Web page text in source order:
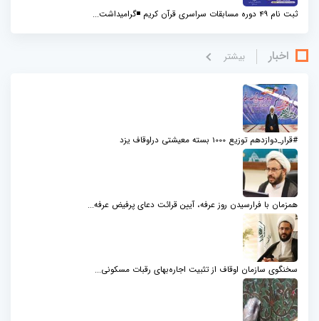
ثبت نام 49 دوره مسابقات سراسری قرآن کریم ◾️گرامیداشت...
اخبار بيشتر
#قرار_دوازدهم توزیع 1000 بسته معیشتی دراوقاف یزد
همزمان با فرارسیدن روز عرفه، آیین قرائت دعای پرفیض عرفه...
سخنگوی سازمان اوقاف از تثبیت اجاره‌بهای رقبات مسکونی...